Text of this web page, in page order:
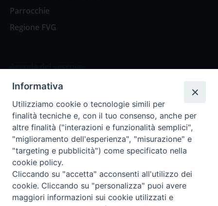
Parrocchie
Regione FVG
Agenda del vescovo
Agenda del vescovo
Privacy Policy Trasparenza
Termini e Condizioni
Informativa
Utilizziamo cookie o tecnologie simili per
finalità tecniche e, con il tuo consenso, anche per
altre finalità ("interazioni e funzionalità semplici",
"miglioramento dell'esperienza", "misurazione" e
"targeting e pubblicità") come specificato nella
cookie policy.
Cliccando su "accetta" acconsenti all'utilizzo dei
cookie. Cliccando su "personalizza" puoi avere
maggiori informazioni sui cookie utilizzati e